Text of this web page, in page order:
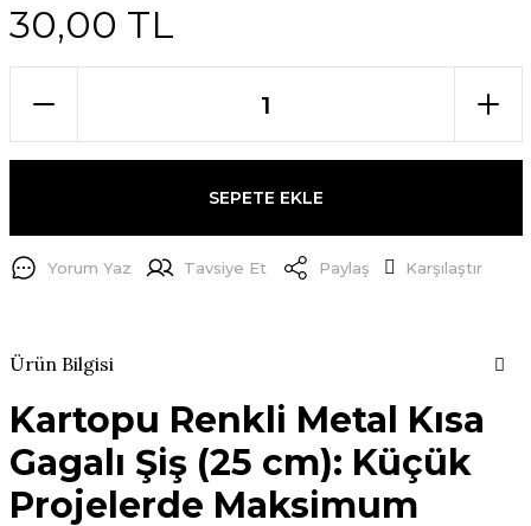
30,00 TL
SEPETE EKLE
Yorum Yaz Tavsiye Et Paylaş Karşılaştır
Ürün Bilgisi
Kartopu Renkli Metal Kısa
Gagalı Şiş (25 cm): Küçük
Projelerde Maksimum